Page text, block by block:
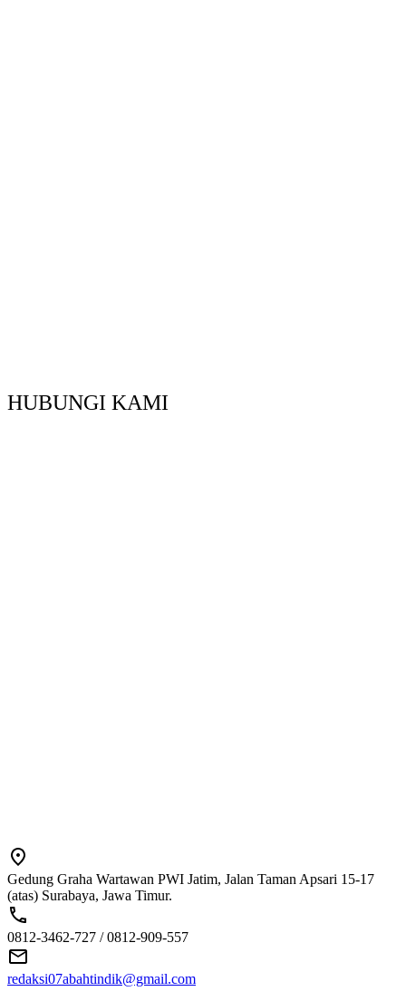
HUBUNGI KAMI
Gedung Graha Wartawan PWI Jatim, Jalan Taman Apsari 15-17
(atas) Surabaya, Jawa Timur.
0812-3462-727 / 0812-909-557
redaksi07abahtindik@gmail.com